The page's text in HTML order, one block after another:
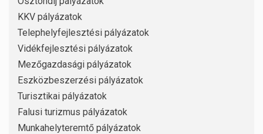
KKV pályázatok
Telephelyfejlesztési pályázatok
Vidékfejlesztési pályázatok
Mezőgazdasági pályázatok
Eszközbeszerzési pályázatok
Turisztikai pályázatok
Falusi turizmus pályázatok
Munkahelyteremtő pályázatok